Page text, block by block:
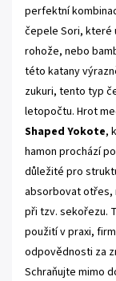
perfektní
čepele Sori, které
rohože, nebo
této katany
zukuri, tento typ
letopočtu. Hrot
Shaped Yokote,
hamon prochází
důležité pro
absorbovat otřes,
při tzv. sekořezu.
použití v praxi,
odpovědnosti za
Schraňujte mimo